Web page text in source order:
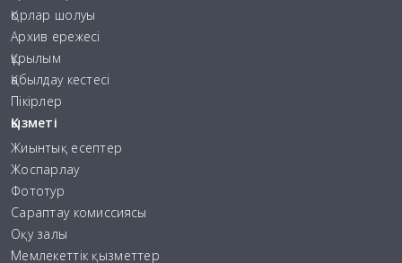
Қорлар шолуы
Архив ережесі
Құрылым
Қабылдау кестесі
Пікірлер
Қызметі
Жиынтық есептер
Жоспарлау
Фототур
Сараптау комиссиясы
Оқу залы
Мемлекеттік қызметтер